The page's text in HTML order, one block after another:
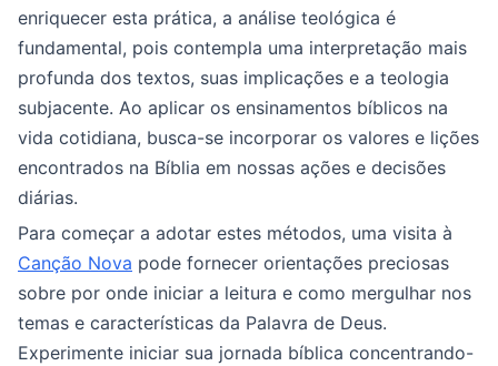
enriquecer esta prática, a análise teológica é
fundamental, pois contempla uma interpretação mais
profunda dos textos, suas implicações e a teologia
subjacente. Ao aplicar os ensinamentos bíblicos na
vida cotidiana, busca-se incorporar os valores e lições
encontrados na Bíblia em nossas ações e decisões
diárias.
Para começar a adotar estes métodos, uma visita à
Canção Nova pode fornecer orientações preciosas
sobre por onde iniciar a leitura e como mergulhar nos
temas e características da Palavra de Deus.
Experimente iniciar sua jornada bíblica concentrando-